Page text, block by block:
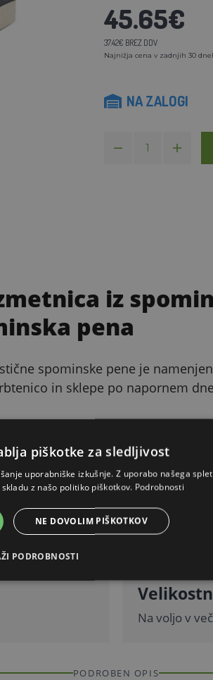
45.65€
37.42€ BREZ DDV
Najnižja cena v zadnjih 30
NA ZALOGI
iz
pena
spominske pene je
in sklepe po napornem
na pritisk in
psa.
Površina
Zgornja
velurja (100
površino.
Na voljo v
PODROBEN OPIS
piškotke za sledljivost
uporabniške izkušnje. Z uporabo našega
z našo politiko piškotkov. Podrobnosti
NE DOVOLIM PIŠKOTKOV
PODROBNOSTI